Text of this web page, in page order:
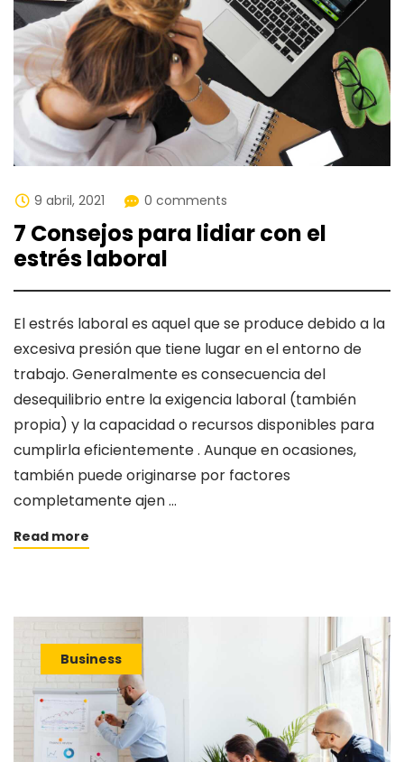
9 abril, 2021 0 comments
7 Consejos para lidiar con el
estrés laboral
El estrés laboral es aquel que se produce debido a la
excesiva presión que tiene lugar en el entorno de
trabajo. Generalmente es consecuencia del
desequilibrio entre la exigencia laboral (también
propia) y la capacidad o recursos disponibles para
cumplirla eficientemente . Aunque en ocasiones,
también puede originarse por factores
completamente ajen …
Read more
Business